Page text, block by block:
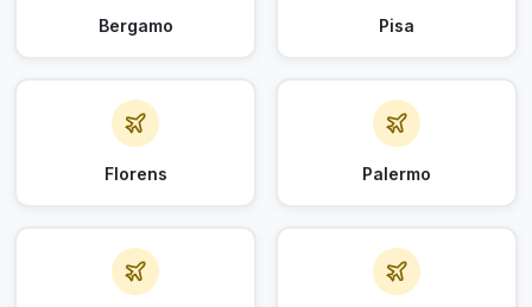
Bergamo Pisa
Florens Palermo